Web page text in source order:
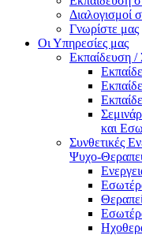
Διαλογισμοί
Γνωρίστε μας
Οι Υπηρεσίες μας
Εκπαίδευση /
και
Συνθετικές
Ψυχο-